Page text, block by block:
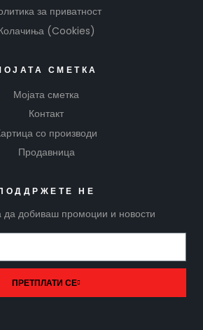
за приватност
(Cookies)
СМЕТКА
Мојата сметка
Контакт
со производи
Продавница
НЕ
да добиваш промоции и новости
ПРЕТПЛАТИ СЕ